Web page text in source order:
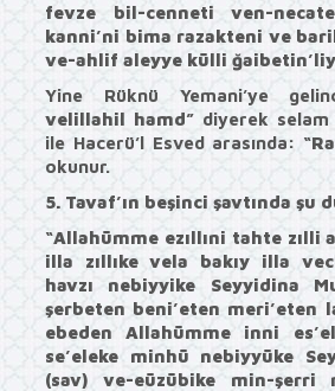
fevze bil-cenneti ven-
kanni’ni bima razakteni ve
ve-ahlif aleyye külli
Yine Rüknü Yemani’ye
velillahil hamd”diyerek selam
ile Hacerü’l Esved arasında:
okunur.
5. Tavaf’ın beşinci şavtında şu
“Allahümme ezıllıni tahte zılli
illa zıllıke vela bakıy illa
havzı nebiyyike Seyyidina
şerbeten beni’eten meri’eten
ebeden Allahümme inni
se’eleke minhü nebiyyüke
(sav) ve-eüzübike min-şerri